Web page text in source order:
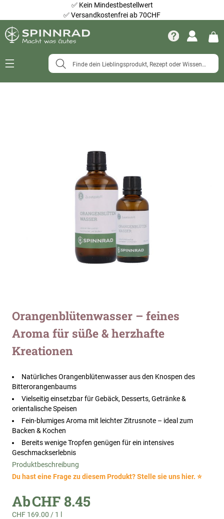
✅ Kein Mindestbestellwert
✅Versandkostenfrei ab 70CHF
Navigation
Zum
Anfang
der
springen
Orangenblütenwasser – feines
Aroma für süße & herzhafte
Kreationen
Natürliches Orangenblütenwasser aus den Knospen des
Bitterorangenbaums
Vielseitig einsetzbar für Gebäck, Desserts, Getränke &
orientalische Speisen
Fein-blumiges Aroma mit leichter Zitrusnote – ideal zum
Backen & Kochen
Bereits wenige Tropfen genügen für ein intensives
Geschmackserlebnis
Produktbeschreibung
Du hast eine Frage zu diesem Produkt? Stelle sie uns hier. ⭐
AbCHF 8.45
CHF 169.00 / 1 l